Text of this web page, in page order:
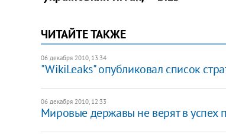
ЧИТАЙТЕ ТАКЖЕ
06 декабря 2010, 13:34
"WikiLeaks" опубликовал список
06 декабря 2010, 12:33
Мировые державы не верят в успех